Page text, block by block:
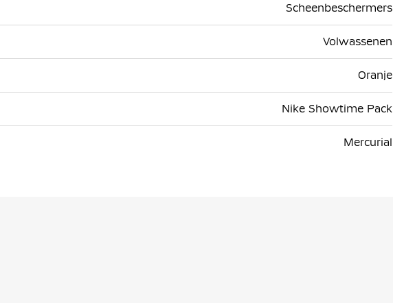
Scheenbeschermers
Volwassenen
Oranje
Nike Showtime Pack
Mercurial